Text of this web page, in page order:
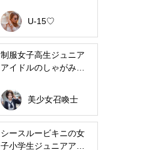
U-15♡
制服女子高生ジュニア
アイドルのしゃがみパ
美少女召喚士
シースルービキニの女
子小学生ジュニアアイ